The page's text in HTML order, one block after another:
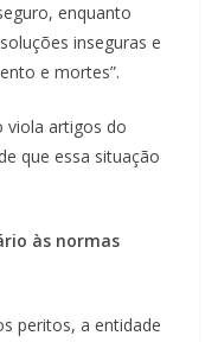
enquanto
inseguras e
e mortes”.
viola artigos do
que essa situação
às normas
peritos, a entidade